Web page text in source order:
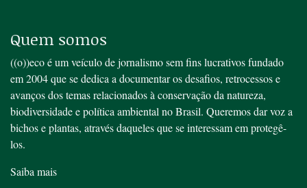
Quem somos
((o))eco é um veículo de jornalismo sem fins lucrativos fundado
em 2004 que se dedica a documentar os desafios, retrocessos e
avanços dos temas relacionados à conservação da natureza,
biodiversidade e política ambiental no Brasil. Queremos dar voz a
bichos e plantas, através daqueles que se interessam em protegê-
los.
Saiba mais